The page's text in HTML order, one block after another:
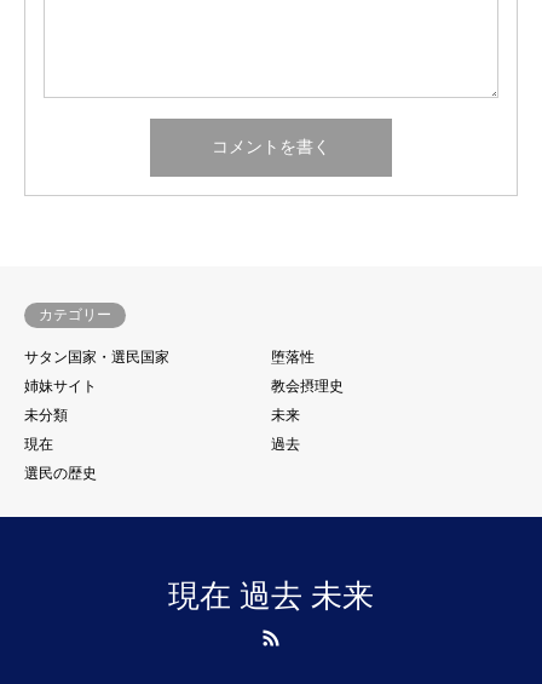
カテゴリー
サタン国家・選民国家
堕落性
姉妹サイト
教会摂理史
未分類
未来
現在
過去
選民の歴史
現在 過去 未来